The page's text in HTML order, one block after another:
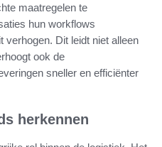
maatregelen te
hun workflows
verhogen. Dit leidt niet alleen
ook de
sneller en efficiënter
herkennen